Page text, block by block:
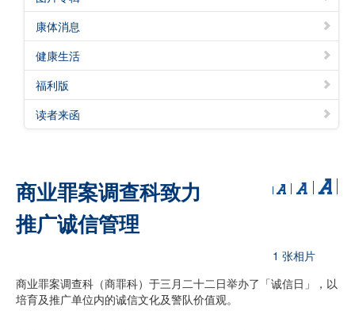
康体消息
健康生活
福利版
读者来函
商业罪案调查科致力
推广诚信管理
1 张相片
商业罪案调查科（商罪科）于三月二十二日举办了「诚信日」，以
培育及推广单位内的诚信文化及警队价值观。